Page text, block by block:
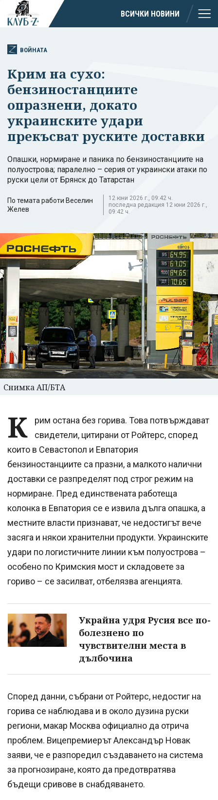
ВСИЧКИ НОВИНИ
ВОЙНАТА
Крим на сухо:
бензиностанциите
опразнени, докато
украинските удари
прекъсват руските доставки
Опашки, нормиране и паника по бензиностанциите на
полуострова; паралелно – серия от украински атаки по
руски цели от Брянск до Татарстан
По темата работи Веселин
Желев
12 юни 2026 г., 09:42 ч.
последна редакция 12 юни 2026 г.,
09:42 ч.
Снимка АП/БТА
К
рим остана без горива. Това потвърждават
свидетели, цитирани от Ройтерс, според
които в Севастопол и Евпатория
бензиностанциите са празни, а малкото налични
доставки се разпределят под строг режим на
нормиране. Пред единствената работеща
колонка в Евпатория се е извила дълга опашка, а
местните власти признават, че недостигът вече
засяга и някои хранителни продукти. Украинските
удари по логистичните линии към полуострова –
особено по Кримския мост и складовете за
гориво – се засилват, отбелязва агенцията.
Украйна удря Русия все по-
болезнено по
чувствителни места в
дълбочина
Според данни, събрани от Ройтерс, недостиг на
горива се наблюдава и в около дузина руски
региони, макар Москва официално да отрича
проблем. Вицепремиерът Александър Новак
заяви, че е разпоредил създаването на система
за прогнозиране, която да предотвратява
бъдещи сривове в снабдяването.